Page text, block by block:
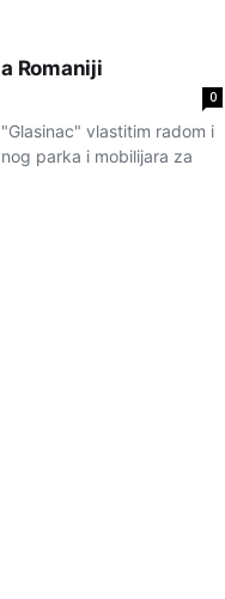
Romaniji
0
vlastitim radom i
parka i mobilijara za